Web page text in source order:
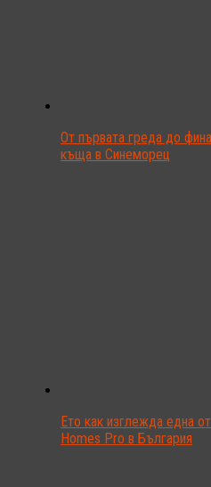
От първата греда до
къща в Синеморец
Ето как изглежда една
Homes Pro в България